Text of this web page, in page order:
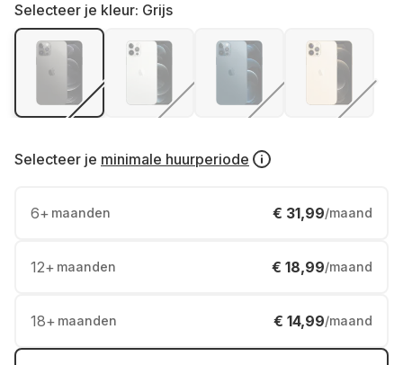
Selecteer je kleur: Grijs
Selecteer je minimale huurperiode
6+ maanden € 31,99/maand
12+ maanden € 18,99/maand
18+ maanden € 14,99/maand